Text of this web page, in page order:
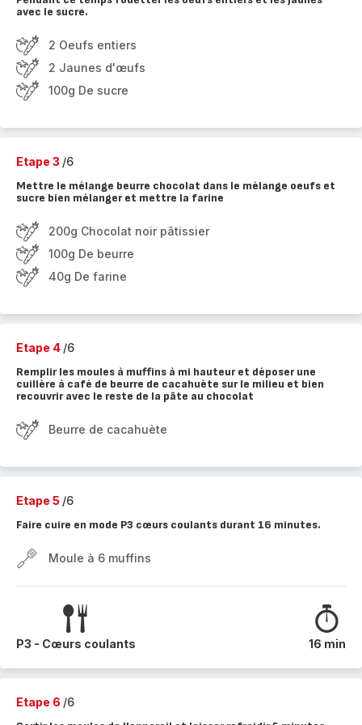
avec le sucre.
2 Oeufs entiers
2 Jaunes d'œufs
100g De sucre
Etape 3 /6
Mettre le mélange beurre chocolat dans le mélange oeufs et
sucre bien mélanger et mettre la farine
200g Chocolat noir pâtissier
100g De beurre
40g De farine
Etape 4 /6
Remplir les moules à muffins à mi hauteur et déposer une
cuillère à café de beurre de cacahuète sur le milieu et bien
recouvrir avec le reste de la pâte au chocolat
Beurre de cacahuète
Etape 5 /6
Faire cuire en mode P3 cœurs coulants durant 16 minutes.
Moule à 6 muffins
P3 - Cœurs coulants 16 min
Etape 6 /6